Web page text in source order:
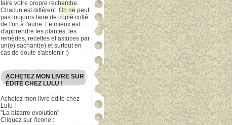
faire votre propre recherche.
Chacun est différent. On ne peut
pas toujours faire de copié collé
de l'un à l'autre. Le mieux est
d'apprendre les plantes, les
remèdes, recettes et astuces par
un(e) sachant(e) et surtout en
cas de doute s'abstenir :)
ACHETEZ MON LIVRE SUR
ÉDITÉ CHEZ LULU !
Achetez mon livre édité chez
Lulu !
"La bizarre evolution"
Cliquez sur l'icone :